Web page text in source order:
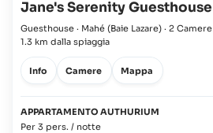
Jane's Serenity Guesthouse
Guesthouse · Mahé (Baie Lazare) · 2 Camere
1.3 km dalla spiaggia
Info Camere Mappa
APPARTAMENTO AUTHURIUM
Per 3 pers. / notte